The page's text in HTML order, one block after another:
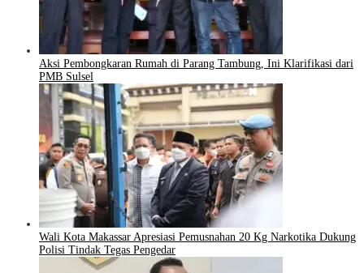
Aksi Pembongkaran Rumah di Parang Tambung, Ini Klarifikasi dari
PMB Sulsel
Wali Kota Makassar Apresiasi Pemusnahan 20 Kg Narkotika Dukung
Polisi Tindak Tegas Pengedar